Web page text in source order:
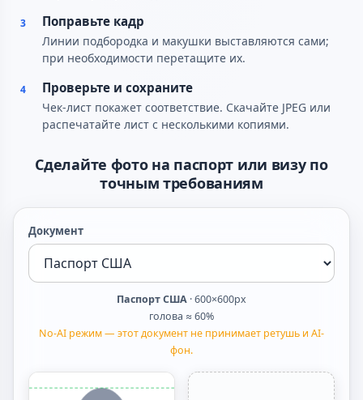
3 Поправьте кадр
Линии подбородка и макушки выставляются сами;
при необходимости перетащите их.
4 Проверьте и сохраните
Чек-лист покажет соответствие. Скачайте JPEG или
распечатайте лист с несколькими копиями.
Сделайте фото на паспорт или визу по
точным требованиям
Документ
Паспорт США · 600×600px
голова ≈ 60%
No-AI режим — этот документ не принимает ретушь и AI-
фон.